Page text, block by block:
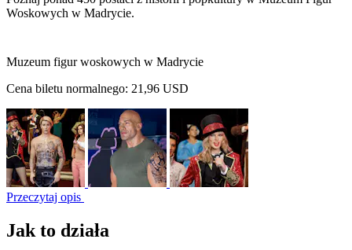
Woskowych w Madrycie.
Muzeum figur woskowych w Madrycie
Cena biletu normalnego: 21,96 USD
Przeczytaj opis
Jak to działa